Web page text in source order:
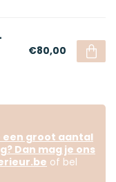
€80,00
een groot aantal
Dan mag je ons
of bel